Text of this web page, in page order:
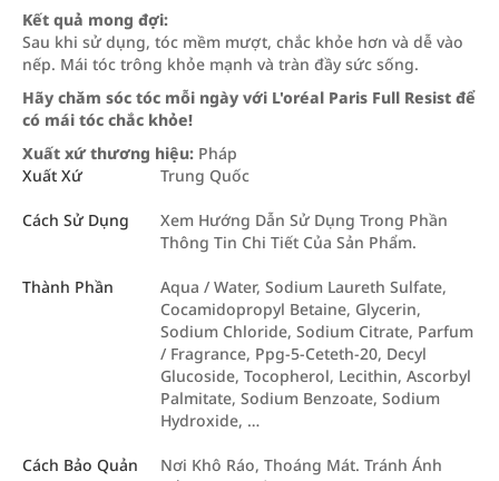
Kết quả mong đợi:
Sau khi sử dụng, tóc mềm mượt, chắc khỏe hơn và dễ vào
nếp. Mái tóc trông khỏe mạnh và tràn đầy sức sống.
Hãy chăm sóc tóc mỗi ngày với L'oréal Paris Full Resist để
có mái tóc chắc khỏe!
Xuất xứ thương hiệu: Pháp
Xuất Xứ
Trung Quốc
Cách Sử Dụng
Xem Hướng Dẫn Sử Dụng Trong Phần
Thông Tin Chi Tiết Của Sản Phẩm.
Thành Phần
Aqua / Water, Sodium Laureth Sulfate,
Cocamidopropyl Betaine, Glycerin,
Sodium Chloride, Sodium Citrate, Parfum
/ Fragrance, Ppg-5-Ceteth-20, Decyl
Glucoside, Tocopherol, Lecithin, Ascorbyl
Palmitate, Sodium Benzoate, Sodium
Hydroxide, …
Cách Bảo Quản
Nơi Khô Ráo, Thoáng Mát. Tránh Ánh